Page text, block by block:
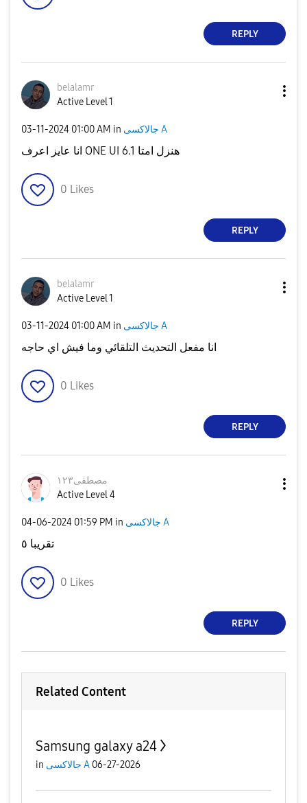
REPLY
belalamr
Active Level 1
‎03-11-2024 01:00 AM in جالاكسى A
انا عايز اعرف ONE UI 6.1 هنزل امتا
0 Likes
REPLY
belalamr
Active Level 1
‎03-11-2024 01:00 AM in جالاكسى A
انا مفعل التحديث التلقائي وما فيش اي حاجه
0 Likes
REPLY
مصطفى١٢٣
Active Level 4
‎04-06-2024 01:59 PM in جالاكسى A
تقريبا ٥
0 Likes
REPLY
Related Content
Samsung galaxy a24
in جالاكسى A 06-27-2026